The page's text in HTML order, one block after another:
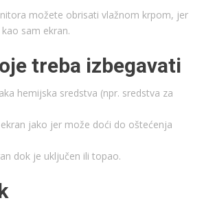
možete obrisati vlažnom krpom, jer
sam ekran.
treba izbegavati
hemijska sredstva (npr. sredstva za
jako jer može doći do oštećenja
dok je uključen ili topao.